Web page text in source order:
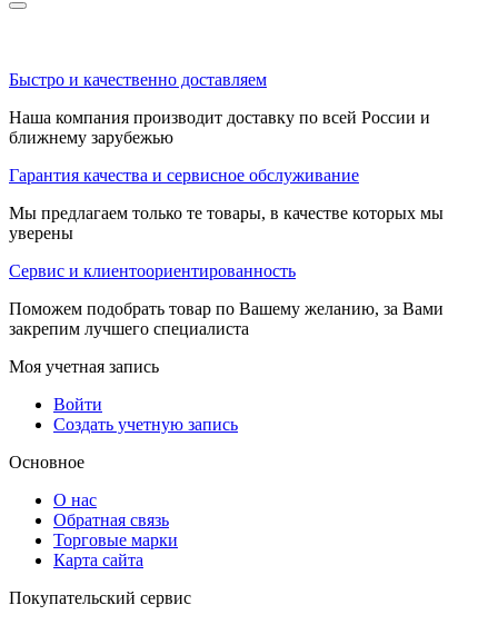
Быстро и качественно доставляем
Наша компания производит доставку по всей России и
ближнему зарубежью
Гарантия качества и сервисное обслуживание
Мы предлагаем только те товары, в качестве которых мы
уверены
Сервис и клиентоориентированность
Поможем подобрать товар по Вашему желанию, за Вами
закрепим лучшего специалиста
Моя учетная запись
Войти
Создать учетную запись
Основное
О нас
Обратная связь
Торговые марки
Карта сайта
Покупательский сервис